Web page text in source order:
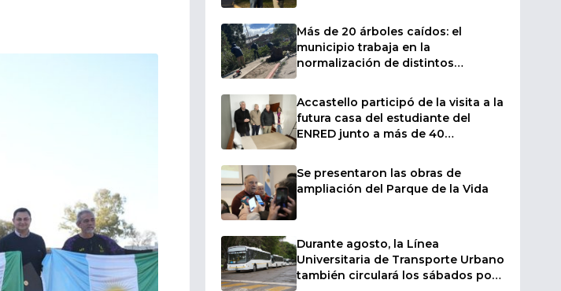
Más de 20 árboles caídos: el
municipio trabaja en la
normalización de distintos
ráfagas de viento
Accastello participó de la visita a la
futura casa del estudiante del
ENRED junto a más de 40
Se presentaron las obras de
ampliación del Parque de la Vida
Durante agosto, la Línea
Universitaria de Transporte Urbano
también circulará los sábados por